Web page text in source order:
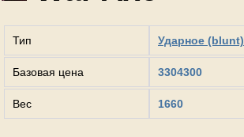
Тип Ударное (blunt)
Базовая цена 3304300
Вес 1660